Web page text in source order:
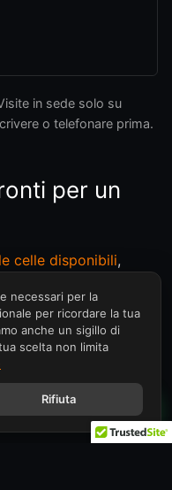
in sede solo su
o telefonare prima.
per un
celle disponibili,
oppure
.
necessari per la
per ricordare la tua
anche un sigillo di
scelta non limita
Rifiuta